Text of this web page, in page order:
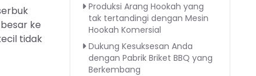
ke
tidak
Produksi Arang Hookah yang
tak tertandingi dengan Mesin
Hookah Komersial
Dukung Kesuksesan Anda
dengan Pabrik Briket BBQ yang
Berkembang